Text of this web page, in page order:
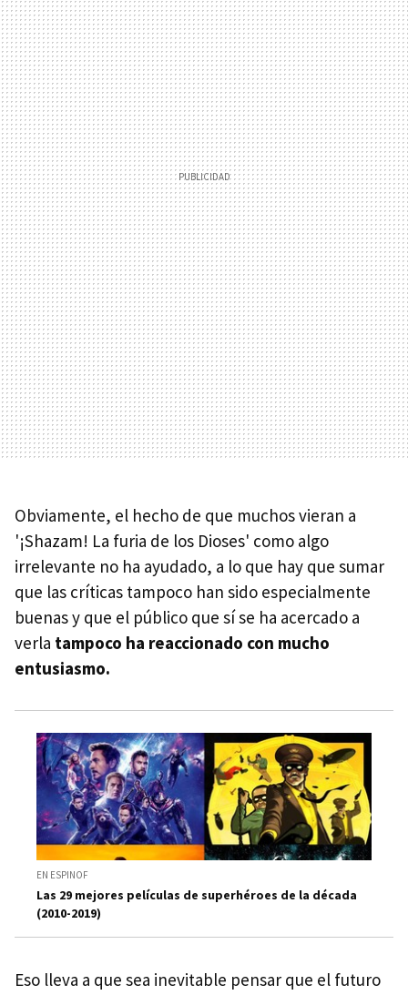
Obviamente, el hecho de que muchos vieran a
'¡Shazam! La furia de los Dioses' como algo
irrelevante no ha ayudado, a lo que hay que sumar
que las críticas tampoco han sido especialmente
buenas y que el público que sí se ha acercado a
verla tampoco ha reaccionado con mucho
entusiasmo.
EN ESPINOF
Las 29 mejores películas de superhéroes de la década
(2010-2019)
Eso lleva a que sea inevitable pensar que el futuro